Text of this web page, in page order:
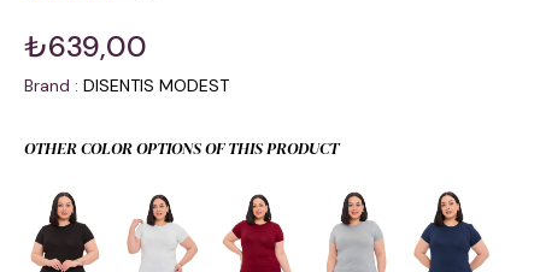
₺639,00
Brand : DISENTIS MODEST
OTHER COLOR OPTIONS OF THIS PRODUCT